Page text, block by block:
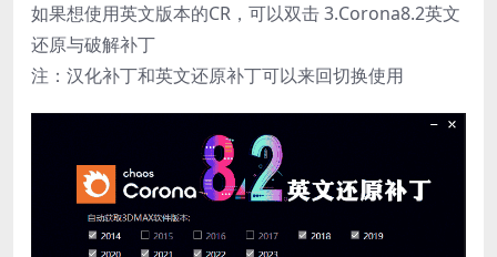
如果想使用英文版本的CR，可以双击 3.Corona8.2英文
还原与破解补丁
注：汉化补丁和英文还原补丁可以来回切换使用